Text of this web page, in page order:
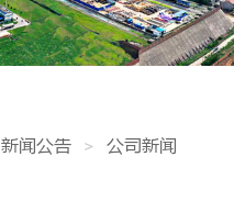
新闻公告 公司新闻